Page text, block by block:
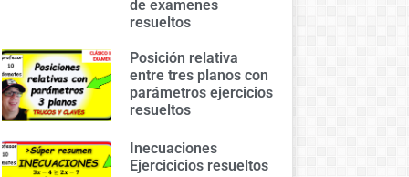
de examenes
resueltos
Posición relativa
entre tres planos con
parámetros ejercicios
resueltos
Inecuaciones
Ejercicicios resueltos